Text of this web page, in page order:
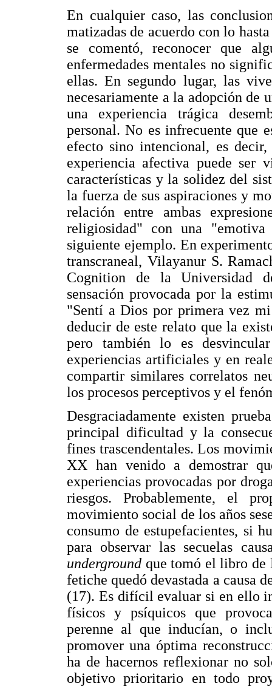
En cualquier caso, las
matizadas de acuerdo con lo
se comentó, reconocer que
enfermedades mentales no
ellas. En segundo lugar, las
necesariamente a la adopción de
una experiencia trágica
personal. No es infrecuente que
efecto sino intencional, es
experiencia afectiva puede ser
características y la solidez del
la fuerza de sus aspiraciones y
relación entre ambas
religiosidad" con una
siguiente ejemplo. En
transcraneal, Vilayanur S.
Cognition de la Universidad
sensación provocada por la
"Sentí a Dios por primera vez
deducir de este relato que la
pero también lo es
experiencias artificiales y en
compartir similares correlatos
los procesos perceptivos y el
Desgraciadamente existen
principal dificultad y la
fines trascendentales. Los
XX han venido a demostrar
experiencias provocadas por
riesgos. Probablemente, el
movimiento social de los años
consumo de estupefacientes, si
para observar las secuelas
underground que tomó el libro
fetiche quedó devastada a causa
(17). Es difícil evaluar si en ello
físicos y psíquicos que
perenne al que inducían, o
promover una óptima
ha de hacernos reflexionar no
objetivo prioritario en todo